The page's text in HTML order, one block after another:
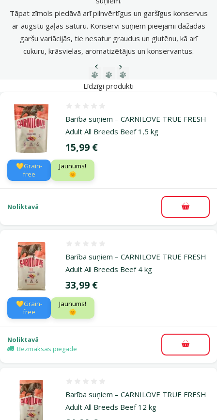
Tāpat zīmols piedāvā arī pilnvērtīgus un garšīgus konservus
ar augstu gaļas saturu. Konservi suņiem pieejami dažādās
garšu variācijās, tie nesatur graudus un glutēnu, kā arī
cukuru, krāsvielas, aromatizētājus un konservantus.
Iepriekšējā lapa
Nākamā lapa
Līdzīgi produkti
Barība suņiem – CARNILOVE TRUE FRESH
Adult All Breeds Beef 1,5 kg
Cena
15,99 €
💛Grain-
free
Jaunums!
🌞
Noliktavā
Barība suņiem – CARNILOVE TRUE FRESH
Adult All Breeds Beef 4 kg
Cena
33,99 €
💛Grain-
free
Jaunums!
🌞
Noliktavā
Bezmaksas piegāde
Barība suņiem – CARNILOVE TRUE FRESH
Adult All Breeds Beef 12 kg